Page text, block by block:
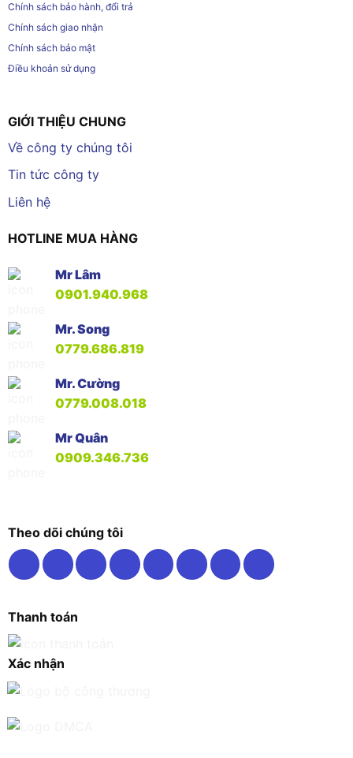
Chính sách bảo hành, đổi trả
Chính sách giao nhận
Chính sách bảo mật
Điều khoản sử dụng
GIỚI THIỆU CHUNG
Về công ty chúng tôi
Tin tức công ty
Liên hệ
HOTLINE MUA HÀNG
Mr Lâm
0901.940.968
Mr. Song
0779.686.819
Mr. Cường
0779.008.018
Mr Quân
0909.346.736
Theo dõi chúng tôi
Thanh toán
Xác nhận